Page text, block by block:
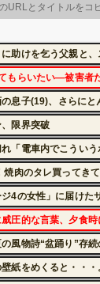
URLとタイトルをコ
助けを乞う父親と
もらいたい―被害
息子(19)、さらにと
、限界突破
れ「電車内でこうい
肉のタレ買ってき
4の女性」に届けた
圧的な言葉、夕食
の風物詩“盆踊り”存
紙をめくると・・・